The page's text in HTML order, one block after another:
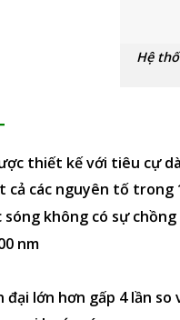
Hệ
thiết kế với tiêu cự
cả các nguyên tố
không có sự chồng
nm
đại lớn hơn gấp 4 lần